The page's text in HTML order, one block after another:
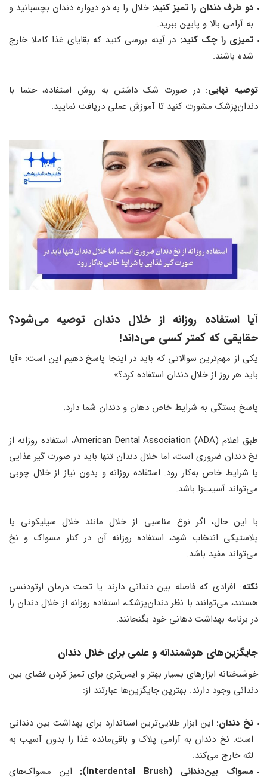
دو طرف دندان را تمیز کنید: خلال را به دو دیواره دندان بچسبانید و
به آرامی بالا و پایین ببرید.
تمیزی را چک کنید: در آینه بررسی کنید که بقایای غذا کاملا خارج
شده باشند.
توصیه نهایی: در صورت شک داشتن به روش استفاده، حتما با
دندان‌پزشک مشورت کنید تا آموزش عملی دریافت نمایید.
آیا استفاده روزانه از خلال دندان توصیه می‌شود؟
حقایقی که کمتر کسی می‌داند!
یکی از مهم‌ترین سوالاتی که باید در اینجا پاسخ دهیم این است: «آیا
باید هر روز از خلال دندان استفاده کرد؟»
پاسخ بستگی به شرایط خاص دهان و دندان شما دارد.
طبق اعلام American Dental Association (ADA)، استفاده روزانه از
نخ دندان ضروری است، اما خلال دندان تنها باید در صورت گیر غذایی
یا شرایط خاص به‌کار رود. استفاده روزانه و بدون نیاز از خلال چوبی
می‌تواند آسیب‌زا باشد.
با این حال، اگر نوع مناسبی از خلال مانند خلال سیلیکونی یا
پلاستیکی انتخاب شود، استفاده روزانه آن در کنار مسواک و نخ
می‌تواند مفید باشد.
نکته: افرادی که فاصله بین دندانی دارند یا تحت درمان ارتودنسی
هستند، می‌توانند با نظر دندان‌پزشک، استفاده روزانه از خلال دندان را
در برنامه بهداشت دهانی خود بگنجانند.
جایگزین‌های هوشمندانه و علمی برای خلال دندان
خوشبختانه ابزارهای بسیار بهتر و ایمن‌تری برای تمیز کردن فضای بین
دندانی وجود دارند. بهترین جایگزین‌ها عبارتند از:
نخ دندان: این ابزار طلایی‌ترین استاندارد برای بهداشت بین دندانی
است. نخ دندان به آرامی پلاک و باقی‌مانده غذا را بدون آسیب به
لثه خارج می‌کند.
مسواک بین‌دندانی (Interdental Brush):
این مسواک‌های